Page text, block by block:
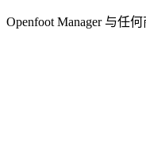
Openfoot Manager 与任